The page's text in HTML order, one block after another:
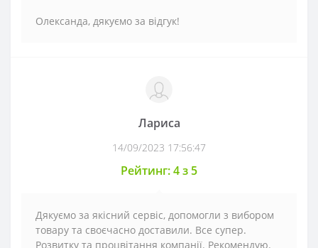
Олександа, дякуємо за відгук!
Лариса
14/09/2023 17:56:47
Рейтинг: 4 з 5
Дякуємо за якісний сервіс, допомогли з вибором
товару та своєчасно доставили. Все супер.
Розвитку та процвітання компанії. Рекомендую.